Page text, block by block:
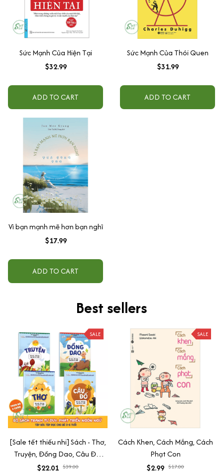
Sức Mạnh Của Hiện Tại
$32.99
ADD TO CART
Sức Mạnh Của Thói Quen
$31.99
ADD TO CART
Vì bạn mạnh mẽ hơn bạn nghĩ
$17.99
ADD TO CART
Best sellers
SALE
[Sale tết thiếu nhi] Sách - Thơ,
Truyện, Đồng Dao, Câu Đố,
Tập Nói Tập Đọc Cho Bé 0-6
$22.01 $39.00
SALE
Cách Khen, Cách Mắng, Cách
Phạt Con
$2.99 $17.00